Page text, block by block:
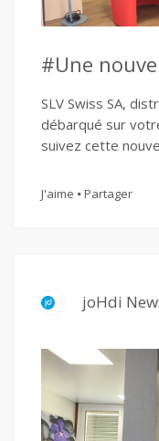
#Une
SLV Swiss SA,
débarqué sur
suivez cette
J'aime Partager
joHdi